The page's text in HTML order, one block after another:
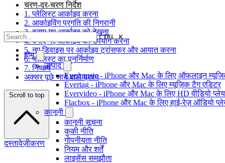
CTRL K
होम
उत्पाद
Evermusic - iPhone और Mac के लिए ऑफलाइन
Evertag - iPhone और Mac के लिए म्यूज़िक टैग एडिटर
Evervideo - iPhone और Mac के लिए HD वीडियो
Flacbox - iPhone और Mac के लिए हाई-रेज़ ऑडियो
कानूनी
कानूनी सूचना
कुकी नीति
गोपनीयता नीति
नियम और शर्तें
लाइसेंस समझौता
चरण-दर-चरण निर्देश
1. प्लेलिस्ट आर्काइव करना
2. आर्काइविंग प्रगति की निगरानी
3. बनाए गए आर्काइव को देखना
4. बनाए गए आर्काइव का उपयोग करना
5. नए डिवाइस पर आर्काइव ट्रांसफर और आयात करना
6. प्लेलिस्ट का पुनर्निर्माण
7. निष्कर्ष
अक्सर पूछे जाने वाले प्रश्न
Scroll to top
दस्तावेज़ीकरण